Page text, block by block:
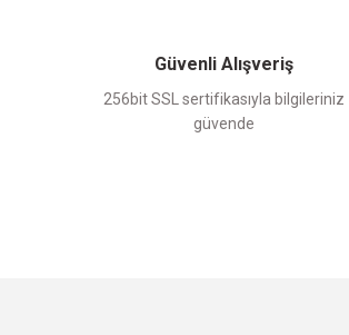
Güvenli Alışveriş
256bit SSL sertifikasıyla bilgileriniz
güvende